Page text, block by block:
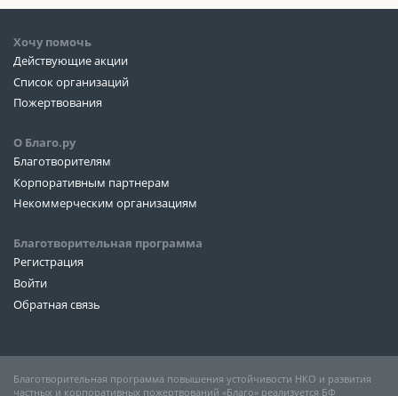
Хочу помочь
Действующие акции
Список организаций
Пожертвования
О Благо.ру
Благотворителям
Корпоративным партнерам
Некоммерческим организациям
Благотворительная программа
Регистрация
Войти
Обратная связь
Благотворительная программа повышения устойчивости НКО и развития
частных и корпоративных пожертвований «Благо» реализуется БФ